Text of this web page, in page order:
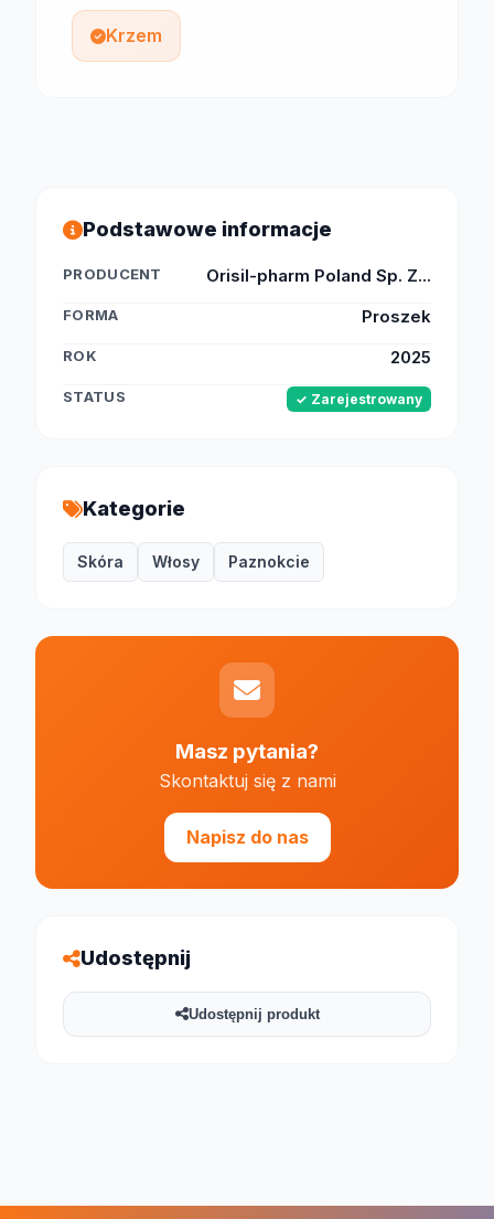
Krzem
Podstawowe informacje
PRODUCENT Orisil-pharm Poland Sp. Z...
FORMA Proszek
ROK 2025
STATUS ✓ Zarejestrowany
Kategorie
Skóra Włosy Paznokcie
Masz pytania?
Skontaktuj się z nami
Napisz do nas
Udostępnij
Udostępnij produkt